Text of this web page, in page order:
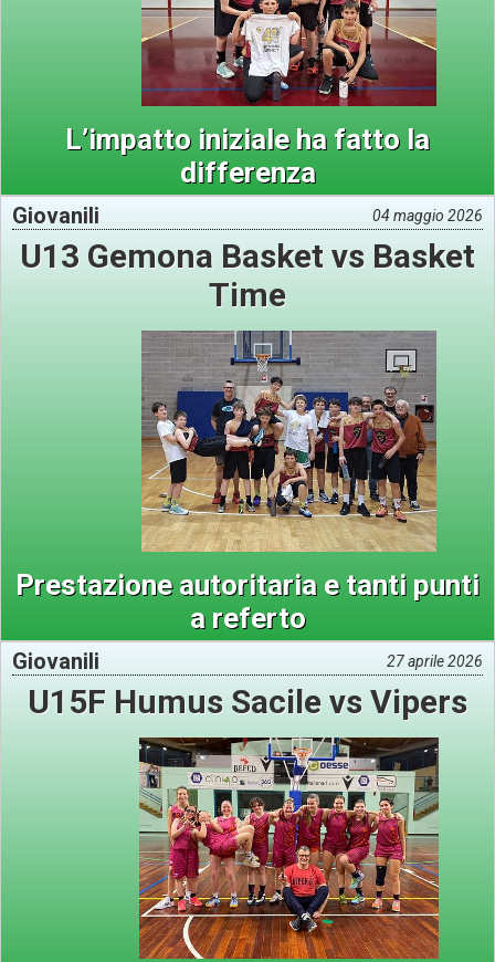
L’impatto iniziale ha fatto la
differenza
Giovanili 04 maggio 2026
U13 Gemona Basket vs Basket
Time
Prestazione autoritaria e tanti punti
a referto
Giovanili 27 aprile 2026
U15F Humus Sacile vs Vipers